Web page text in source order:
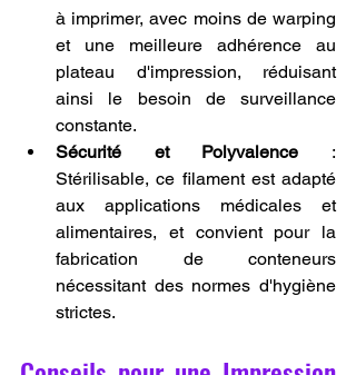
à imprimer, avec moins de warping
et une meilleure adhérence au
plateau d'impression, réduisant
ainsi le besoin de surveillance
constante.
Sécurité et Polyvalence :
Stérilisable, ce filament est adapté
aux applications médicales et
alimentaires, et convient pour la
fabrication de conteneurs
nécessitant des normes d'hygiène
strictes.